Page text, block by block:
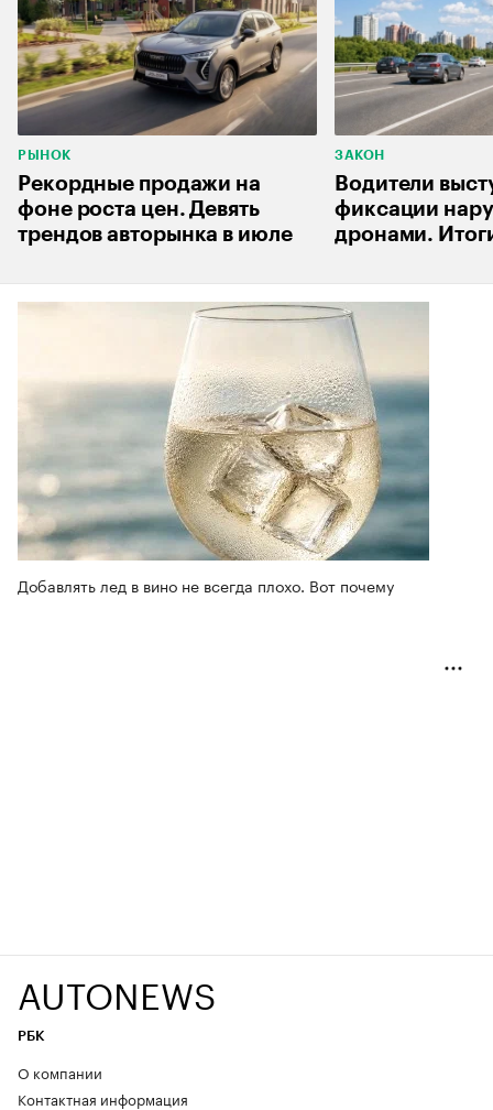
РЫНОК
Рекордные продажи на
фоне роста цен. Девять
трендов авторынка в июле
ЗАКОН
Водители
фиксации
дронами.
Добавлять лед в вино не всегда плохо. Вот почему
AUTONEWS
РБК
О компании
Контактная информация